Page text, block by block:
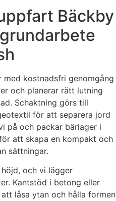
Bäckby
med kostnadsfri genomgång
och planerar rätt lutning
Schaktning görs till
för att separera jord
på och packar bärlager i
att skapa en kompakt och
sättningar.
och vi lägger
Kantstöd i betong eller
låsa ytan och hålla formen